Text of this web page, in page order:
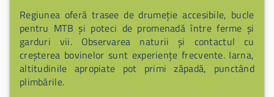
Regiunea oferă trasee de drumeție accesibile, bucle
pentru MTB și poteci de promenadă între ferme și
garduri vii. Observarea naturii și contactul cu
creșterea bovinelor sunt experiențe frecvente. Iarna,
altitudinile apropiate pot primi zăpadă, punctând
plimbările.